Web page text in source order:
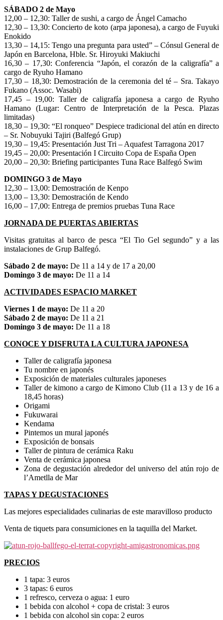
SÁBADO 2 de Mayo
12,00 – 12,30: Taller de sushi, a cargo de Ángel Camacho
12,30 – 13,30: Concierto de koto (arpa japonesa), a cargo de Fuyuki
Enokido
13,30 – 14,15: Tengo una pregunta para usted” – Cónsul General de
Japón en Barcelona, Hble. Sr. Hiroyuki Makiuchi
16,30 – 17,30: Conferencia “Japón, el corazón de la caligrafía” a
cargo de Ryuho Hamano
17,30 – 18,30: Demostración de la ceremonia del té – Sra. Takayo
Fukano (Assoc. Wasabi)
17,45 – 19,00: Taller de caligrafía japonesa a cargo de Ryuho
Hamano (Lugar: Centro de Interpretación de la Pesca. Plazas
limitadas)
18,30 – 19,30: “El ronqueo” Despiece tradicional del atún en directo
– Sr. Nobuyuki Tajiri (Balfegó Grup)
19,30 – 19,45: Presentación Just Tri – Aquafest Tarragona 2017
19,45 – 20,00: Presentación I Circuito Copa de España Open
20,00 – 20,30: Briefing participantes Tuna Race Balfegó Swim
DOMINGO 3 de Mayo
12,30 – 13,00: Demostración de Kenpo
13,00 – 13,30: Demostración de Kendo
16,00 – 17,00: Entrega de premios pruebas Tuna Race
JORNADA DE PUERTAS ABIERTAS
Visitas gratuitas al barco de pesca “El Tio Gel segundo” y a las
instalaciones de Grup Balfegó.
Sábado 2 de mayo: De 11 a 14 y de 17 a 20,00
Domingo 3 de mayo: De 11 a 14
ACTIVIDADES ESPACIO MARKET
Viernes 1 de mayo: De 11 a 20
Sábado 2 de mayo: De 11 a 21
Domingo 3 de mayo: De 11 a 18
CONOCE Y DISFRUTA LA CULTURA JAPONESA
Taller de caligrafía japonesa
Tu nombre en japonés
Exposición de materiales culturales japoneses
Taller de kimono a cargo de Kimono Club (11 a 13 y de 16 a
18,45 horas)
Origami
Fukuwarai
Kendama
Pintemos un mural japonés
Exposición de bonsais
Taller de pintura de cerámica Raku
Venta de cerámica japonesa
Zona de degustación alrededor del universo del atún rojo de
l’Ametlla de Mar
TAPAS Y DEGUSTACIONES
Las mejores especialidades culinarias de este maravilloso producto
Venta de tiquets para consumiciones en la taquilla del Market.
PRECIOS
1 tapa: 3 euros
3 tapas: 6 euros
1 refresco, cerveza o agua: 1 euro
1 bebida con alcohol + copa de cristal: 3 euros
1 bebida con alcohol sin copa: 2 euros